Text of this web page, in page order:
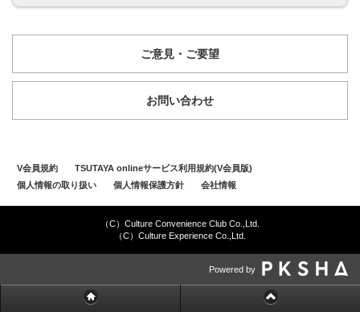
ご意見・ご要望
お問い合わせ
V会員規約
TSUTAYA onlineサービス利用規約(V会員版)
個人情報の取り扱い
個人情報保護方針 会社情報
（C）Culture Convenience Club Co.,Ltd.
（C）Culture Experience Co.,Ltd.
Powered by